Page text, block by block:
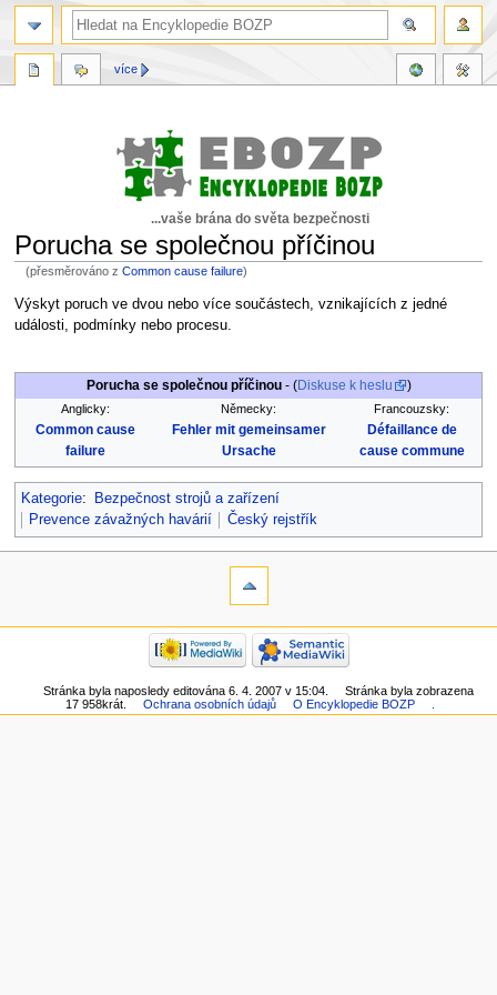
...vaše brána do světa bezpečnosti
Porucha se společnou příčinou
(přesměrováno zCommon cause failure)
Skočit
na
Skočit
na
Výskyt poruch ve dvou nebo více součástech, vznikajících z jedné
události, podmínky nebo procesu.
Porucha se společnou příčinou- (Diskuse k heslu )
Anglicky: Německy: Francouzsky:
Common cause
failure
Fehler mit gemeinsamer
Ursache
Défaillance de
cause commune
Kategorie:
Bezpečnost strojů a zařízení
Prevence závažných havárií
Český rejstřík
více
Stránka byla naposledy editována 6. 4. 2007 v 15:04.
Stránka byla zobrazena
17 958krát.
Ochrana osobních údajů O Encyklopedie BOZP